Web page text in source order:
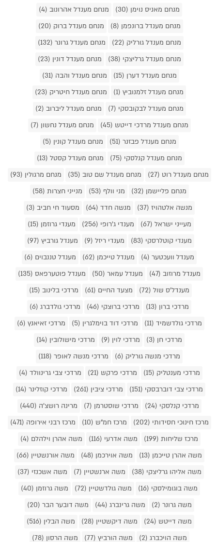
מנחם מאניס נוימן (30)
מנחם מענדל אהרונוב (4)
מנחם מענדל ברונפמן (8)
מנחם מענדל ברוק (20)
מנחם מענדל גורליק (22)
מנחם מענדל גרונר (132)
מנחם מענדל גרליצקי (38)
מנחם מענדל דונין (23)
מנחם מענדל דערן (15)
מנחם מענדל והבה (31)
מנחם מענדל זלמנוביץ (1)
מנחם מענדל חיטריק (23)
מנחם מענדל לבקובסקי (7)
מנחם מענדל ליברוב (2)
מנחם מענדל מרדכי דייטש (45)
מנחם מענדל נחשון (7)
מנחם מענדל פבזנר (51)
מנחם מענדל קונין (5)
מנחם מענדל קנלסקי (75)
מנחם מענדל קסטל (13)
מנחם מענדל רוט (27)
מנחם מענדל שם טוב (35)
מנחם מרגולין (93)
מנחם פליישמן (32)
מני וולף (53)
מנייני חצרות (58)
מנשה אלטהויז (37)
מנשה חדד (64)
מסעוד חי חביב (3)
מעייני ישראל (67)
מענדי ג'רופי (256)
מענדי גרוזמן (15)
מענדי קוטלרסקי (83)
מענדי ריזל (9)
מענדל גורביץ (97)
מענדל וועכטער (4)
מענדל טייכמן (62)
מענדל טננבוים (6)
מענדל מרוזוב (47)
מענדל עמאר (50)
מענדל פוטערפאס (135)
מענדל'ס שול (72)
מצעד החיים (61)
מרדכי בלינוב (15)
מרדכי ברון (13)
מרדכי ברוצקי (46)
מרדכי גולדברג (6)
מרדכי גולדשמיד (11)
מרדכי דוד בוימלגרין (5)
מרדכי זאיאנץ (6)
מרדכי חן (3)
מרדכי לוין (9)
מרדכי מישולובין (14)
מרדכי מנשה גורליק (6)
מרדכי מנשה לאופר (118)
מרדכי מענטליק (15)
מרדכי פרקש (21)
מרדכי צבי גרינוולד (4)
מרדכי צבי דוברבסקי (151)
מרדכי ציבין (261)
מרדכי קוזלינר (14)
מרדכי קנלסקי (24)
מרדכי שוסטרמן (7)
מרינה רושצ'ה (440)
מרכז חינוכי חסידותי (202)
מרכז חמ"ש (10)
מרכז רבני אירופה (471)
מרכז שליחות (199)
משה אדרעי (116)
משה אהרן וילהלם (4)
משה אהרן טייכמן (13)
משה אוירכמן (48)
משה אורנשטיין (66)
משה אליהו גרליצקי (38)
משה ארנשטיין (7)
משה אשכנזי (37)
משה בוגומילסקי (16)
משה גולדשטיין (72)
משה גרוזמן (40)
משה גרונר (2)
משה גרינברג (44)
משה דובער הבר (20)
משה דייטש (24)
משה דיקשטיין (28)
משה הבלין (516)
משה הויכברג (2)
משה הורביץ (77) משה הרסון (78)